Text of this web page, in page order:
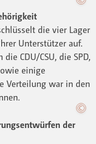
die vier Lager
Unterstützer auf.
CDU/CSU, die SPD,
einige
Verteilung war in den
der